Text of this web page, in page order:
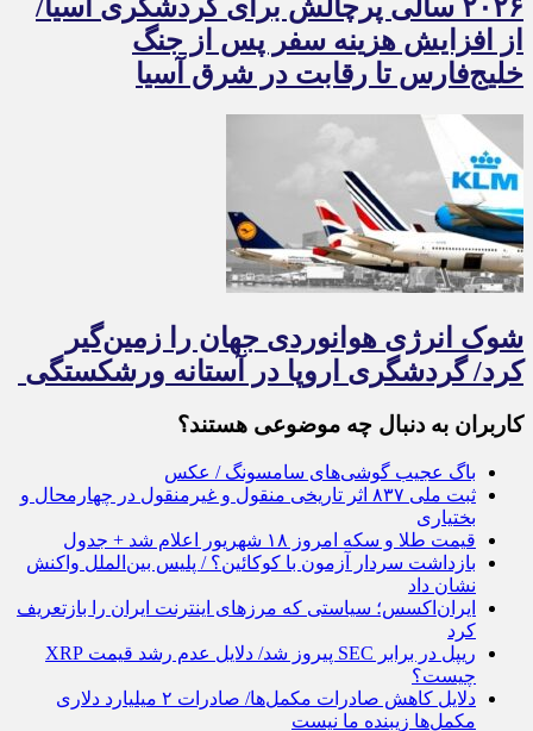
۲۰۲۶ سالی پرچالش برای گردشگری آسیا/
از افزایش هزینه سفر پس از جنگ
خلیج‌فارس تا رقابت در شرق آسیا
شوک انرژی هوانوردی جهان را زمین‌گیر
کرد/ گردشگری اروپا در آستانه ورشکستگی
کاربران به دنبال چه موضوعی هستند؟
باگ عجیب گوشی‌های سامسونگ / عکس
ثبت ملی ۸۳۷ اثر تاریخی منقول و غیرمنقول در چهارمحال و
بختیاری
قیمت طلا و سکه امروز ۱۸ شهریور اعلام شد + جدول
بازداشت سردار آزمون با کوکائین؟ / پلیس بین‌الملل واکنش
نشان داد
ایران‌اکسس؛ سیاستی که مرزهای اینترنت ایران را بازتعریف
کرد
ریپل در برابر SEC پیروز شد/ دلایل عدم رشد قیمت XRP
چیست؟
دلایل کاهش صادرات مکمل‌ها/ صادرات ۲ میلیارد دلاری
مکمل‌ها زیبنده ما نیست